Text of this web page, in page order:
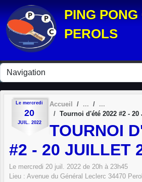
PING
PEROLS
Le mercredi
20
JUIL. 2022
Accueil
Tournoi d'été 2022 #2 - 20
TOURNOI
#2 - 20 JUILLET
Le mercredi 20 juil. 2022 de 20h à 23h45
Lieu : Avenue du Général Leclerc 34470
Panneau de gestion des cookies